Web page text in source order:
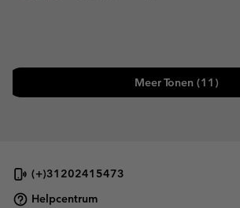
Meer Tonen (11)
(+)31202415473
Helpcentrum